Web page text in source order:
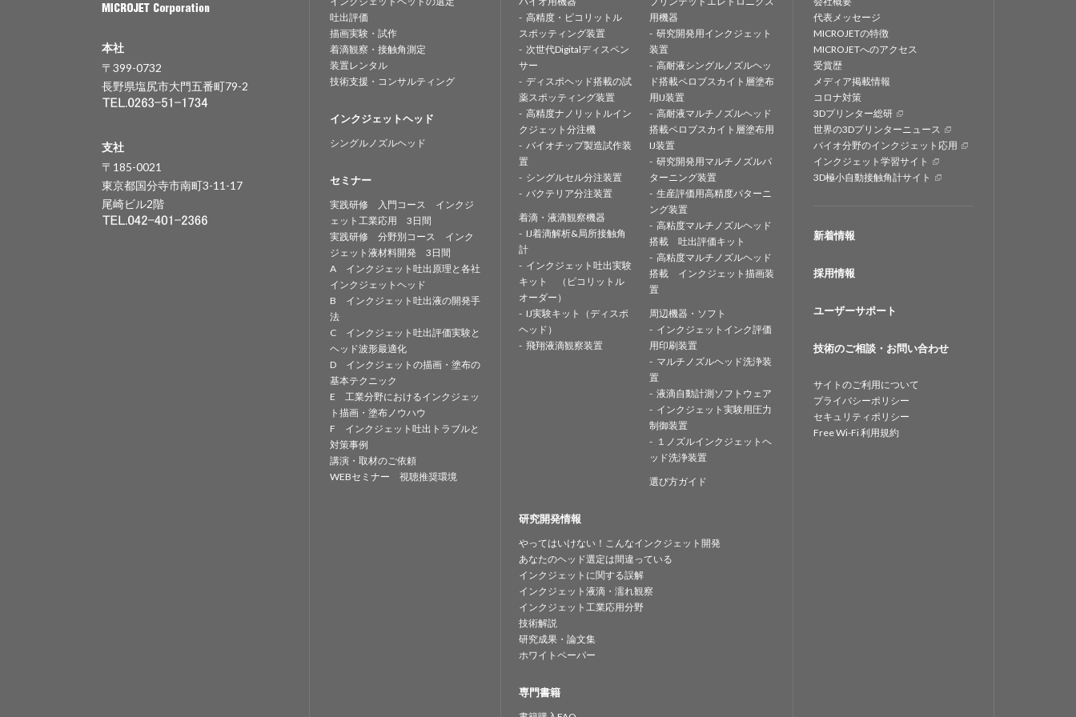
本社
〒399-0732
長野県塩尻市大門五番町79-2
支社
〒185-0021
東京都国分寺市南町3-11-17
尾崎ビル2階
吐出評価
描画実験・試作
着滴観察・接触角測定
装置レンタル
技術支援・コンサルティング
インクジェットヘッド
シングルノズルヘッド
セミナー
実践研修 入門コース インクジ
ェット工業応用 3日間
実践研修 分野別コース インク
ジェット液材料開発 3日間
A インクジェット吐出原理と各社
インクジェットヘッド
B インクジェット吐出液の開発手
法
C インクジェット吐出評価実験と
ヘッド波形最適化
D インクジェットの描画・塗布の
基本テクニック
E 工業分野におけるインクジェッ
ト描画・塗布ノウハウ
F インクジェット吐出トラブルと
対策事例
講演・取材のご依頼
WEBセミナー 視聴推奨環境
高精度・ピコリットル
スポッティング装置
次世代Digitalディスペン
サー
ディスポヘッド搭載の試
薬スポッティング装置
高精度ナノリットルイン
クジェット分注機
バイオチップ製造試作装
置
シングルセル分注装置
バクテリア分注装置
着滴・液滴観察機器
IJ着滴解析&局所接触角
計
インクジェット吐出実験
キット （ピコリットル
オーダー）
IJ実験キット（ディスポ
ヘッド）
飛翔液滴観察装置
用機器
研究開発用インクジェット
装置
高耐液シングルノズルヘッ
ド搭載ペロブスカイト層塗布
用IJ装置
高耐液マルチノズルヘッド
搭載ペロブスカイト層塗布用
IJ装置
研究開発用マルチノズルパ
ターニング装置
生産評価用高精度パターニ
ング装置
高粘度マルチノズルヘッド
搭載 吐出評価キット
高粘度マルチノズルヘッド
搭載 インクジェット描画装
置
周辺機器・ソフト
インクジェットインク評価
用印刷装置
マルチノズルヘッド洗浄装
置
液滴自動計測ソフトウェア
インクジェット実験用圧力
制御装置
１ノズルインクジェットヘ
ッド洗浄装置
選び方ガイド
研究開発情報
やってはいけない！こんなインクジェット開発
あなたのヘッド選定は間違っている
インクジェットに関する誤解
インクジェット液滴・濡れ観察
インクジェット工業応用分野
技術解説
研究成果・論文集
ホワイトペーパー
専門書籍
代表メッセージ
MICROJETの特徴
MICROJETへのアクセス
受賞歴
メディア掲載情報
コロナ対策
3Dプリンター総研
世界の3Dプリンターニュース
バイオ分野のインクジェット応用
インクジェット学習サイト
3D極小自動接触角計サイト
新着情報
採用情報
ユーザーサポート
技術のご相談・お問い合わせ
サイトのご利用について
プライバシーポリシー
セキュリティポリシー
Free Wi-Fi 利用規約